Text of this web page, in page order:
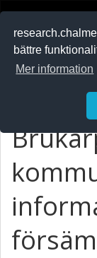
bättre
Mer information